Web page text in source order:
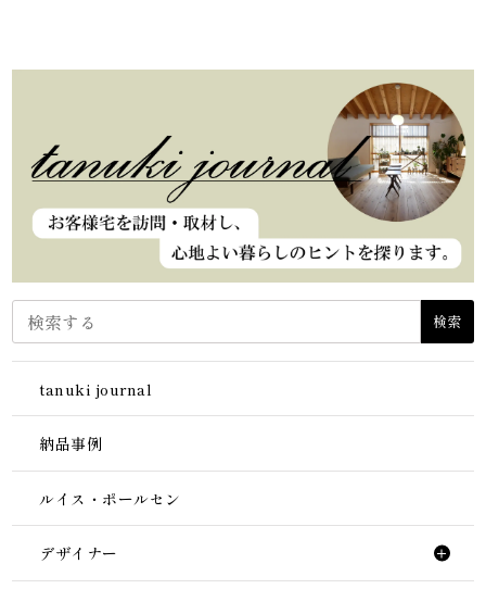
検索
tanuki journal
納品事例
ルイス・ポールセン
デザイナー